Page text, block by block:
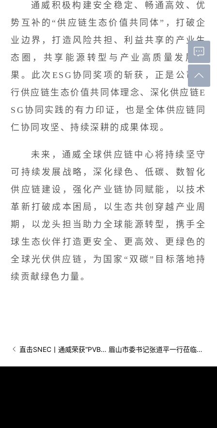
通威积极构建安全稳定、畅通高效、优
势互补的“供应链生态价值共同体”，打破企
业边界，打造风险共担、利益共享的产业生
态圈，共享能源转型与产业高质量发展成
果。此次ESG协同奖项的斩获，正是公司践
行供应链生态价值共同体理念、深化供应链E
SG协同实践的有力印证，也是全体供应链同
仁协同攻坚、持续深耕的成果体现。
未来，通威全球供应链中心将持续坚守
可持续发展战略，深化绿色、低碳、数智化
供应链建设，强化产业链协同赋能，以技术
革新打破成本困局，以生态共创穿越产业周
期，以龙头担当助力全球能源转型，携手全
球生态伙伴打造更安全、更高效、更绿色的
全球光伏供应链，为国家“双碳”目标落地持
续贡献绿色力量。
直击SNEC丨通威荣获“PVBL2026全球光储行业TOP Brand”等多项荣誉 眉山市委书记张道平一行莅临通威太阳能（眉山）有限公司调研